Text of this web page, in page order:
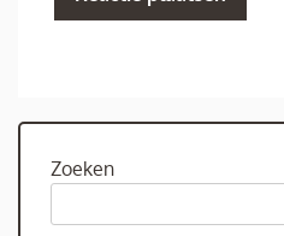
Zoeken